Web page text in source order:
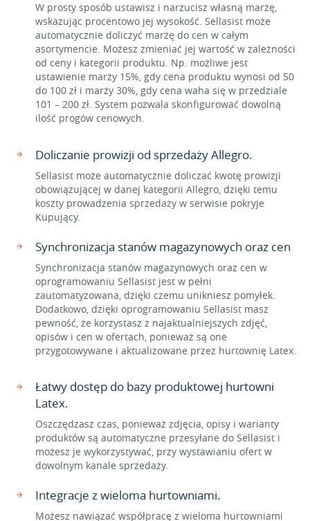
W prosty sposób ustawisz i narzucisz własną marżę,
wskazując procentowo jej wysokość. Sellasist może
automatycznie doliczyć marżę do cen w całym
asortymencie. Możesz zmieniać jej wartość w zależności
od ceny i kategorii produktu. Np. możliwe jest
ustawienie marży 15%, gdy cena produktu wynosi od 50
do 100 zł i marży 30%, gdy cena waha się w przedziale
101 – 200 zł. System pozwala skonfigurować dowolną
ilość progów cenowych.
Doliczanie prowizji od sprzedaży Allegro.
Sellasist może automatycznie doliczać kwotę prowizji
obowiązującej w danej kategorii Allegro, dzięki temu
koszty prowadzenia sprzedaży w serwisie pokryje
Kupujący.
Synchronizacja stanów magazynowych oraz cen
Synchronizacja stanów magazynowych oraz cen w
oprogramowaniu Sellasist jest w pełni
zautomatyzowana, dzięki czemu unikniesz pomyłek.
Dodatkowo, dzięki oprogramowaniu Sellasist masz
pewność, że korzystasz z najaktualniejszych zdjęć,
opisów i cen w ofertach, ponieważ są one
przygotowywane i aktualizowane przez hurtownię Latex.
Łatwy dostęp do bazy produktowej hurtowni
Latex.
Oszczędzasz czas, ponieważ zdjęcia, opisy i warianty
produktów są automatyczne przesyłane do Sellasist i
możesz je wykorzystywać, przy wystawianiu ofert w
dowolnym kanale sprzedaży.
Integracje z wieloma hurtowniami.
Możesz nawiązać współpracę z wieloma hurtowniami